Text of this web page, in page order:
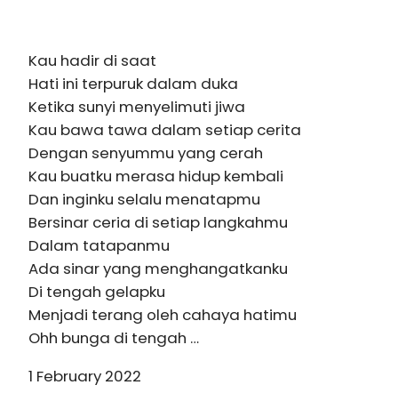
Kau hadir di saat
Hati ini terpuruk dalam duka
Ketika sunyi menyelimuti jiwa
Kau bawa tawa dalam setiap cerita
Dengan senyummu yang cerah
Kau buatku merasa hidup kembali
Dan inginku selalu menatapmu
Bersinar ceria di setiap langkahmu
Dalam tatapanmu
Ada sinar yang menghangatkanku
Di tengah gelapku
Menjadi terang oleh cahaya hatimu
Ohh bunga di tengah …
1 February 2022